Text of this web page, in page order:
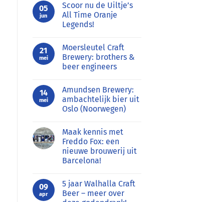
05
jun
Scoor nu de Uiltje’s
All Time Oranje
Legends!
op
Scoor
nu
de
Time
Oranje
Legends!
21
mei
Moersleutel Craft
Brewery: brothers &
beer engineers
op
Moersleutel
Craft
Brewery:
beer
engineers
14
mei
Amundsen Brewery:
ambachtelijk bier uit
Oslo (Noorwegen)
op
Amundsen
Brewery:
ambachtelijk
bier
uit
Maak kennis met
Freddo Fox: een
nieuwe brouwerij uit
Barcelona!
op
Maak
kennis
09
apr
5 jaar Walhalla Craft
Beer – meer over